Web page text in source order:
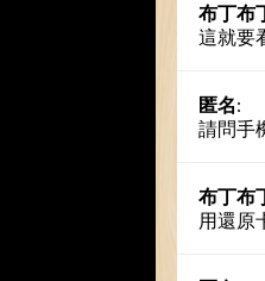
布丁布
這就要
匿名:
請問手
布丁布
用還原